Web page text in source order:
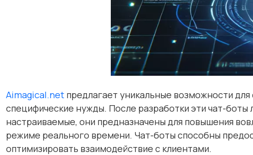
Aimagical.net предлагает уникальные возможности
специфические нужды. После разработки эти чат-
настраиваемые, они предназначены для повышения
режиме реального времени. Чат-боты способны
оптимизировать взаимодействие с клиентами.